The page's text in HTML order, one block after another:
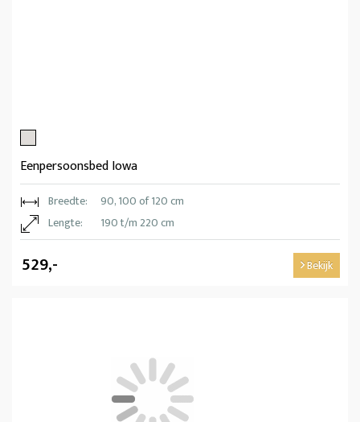
Eenpersoonsbed Iowa
Breedte:
90, 100 of 120 cm
Lengte:
190 t/m 220 cm
529,- Bekijk